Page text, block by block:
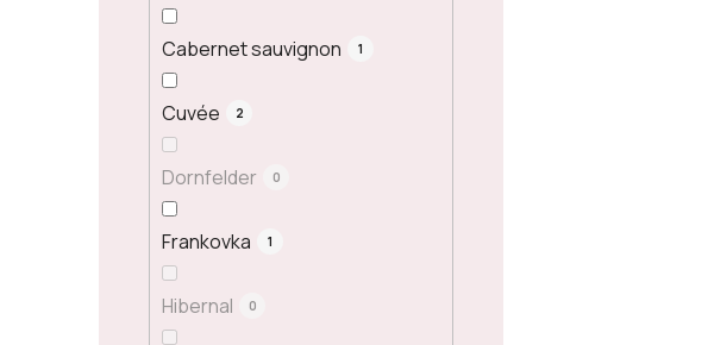
Cabernet sauvignon 1
Cuvée 2
Dornfelder 0
Frankovka 1
Hibernal 0